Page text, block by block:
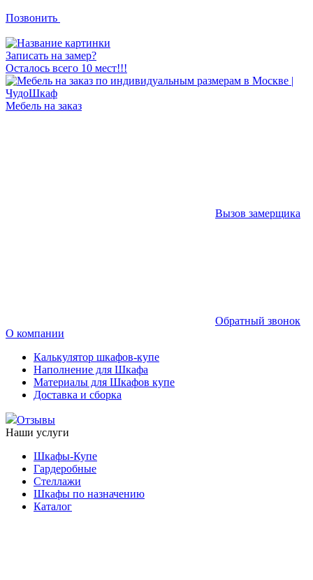
Позвонить
Записать на замер?
Осталось всего 10 мест!!!
Мебель на заказ
Вызов замерщика
Обратный звонок
О компании
Калькулятор шкафов-купе
Наполнение для Шкафа
Материалы для Шкафов купе
Доставка и сборка
Отзывы
Наши услуги
Шкафы-Купе
Гардеробные
Стеллажи
Шкафы по назначению
Каталог